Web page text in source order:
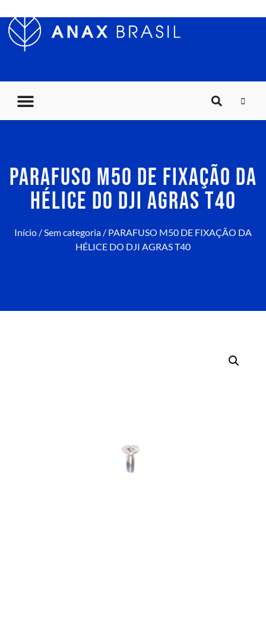
PARAFUSO M50 DE FIXAÇÃO DA
HÉLICE DO DJI AGRAS T40
Início /Sem categoria / PARAFUSO M50 DE FIXAÇÃO DA
HÉLICE DO DJI AGRAS T40